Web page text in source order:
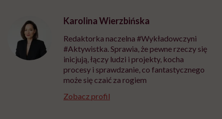
Karolina Wierzbińska
Redaktorka naczelna #Wykładowczyni
#Aktywistka. Sprawia, że pewne rzeczy się
inicjują, łączy ludzi i projekty, kocha
procesy i sprawdzanie, co fantastycznego
może się czaić za rogiem
Zobacz profil